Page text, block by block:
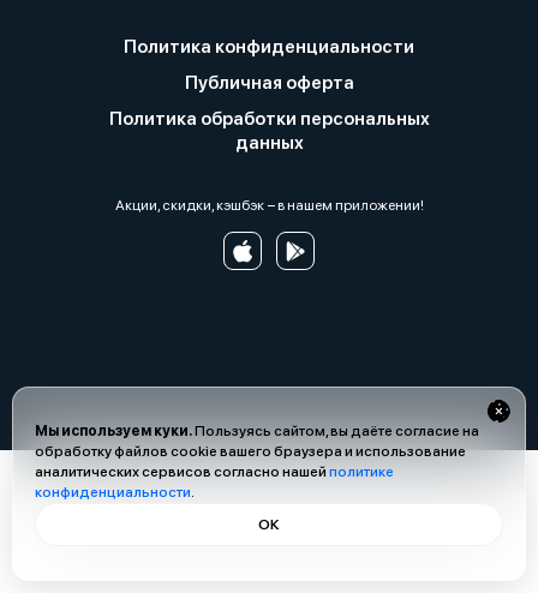
Мы используем куки.Пользуясь сайтом, вы даёте согласие на
обработку файлов cookie вашего браузера и использование
аналитических сервисов согласно нашей политике
конфиденциальности.
ОК
Политика конфиденциальности
Публичная оферта
Политика обработки персональных
данных
Акции, скидки, кэшбэк − в нашем приложении!